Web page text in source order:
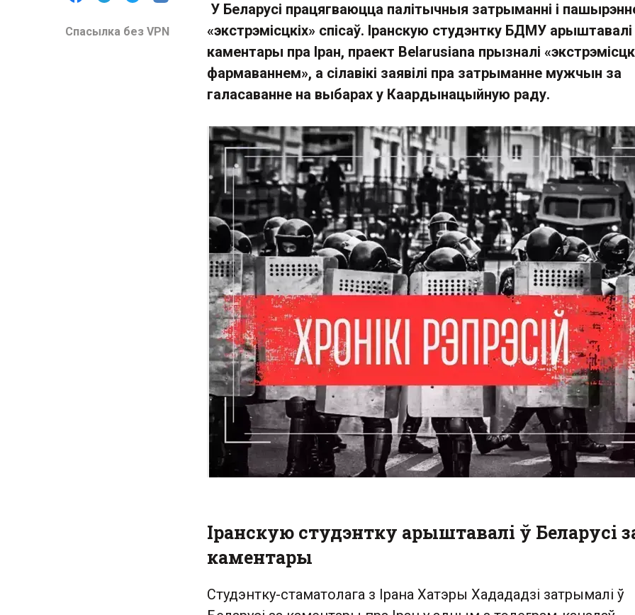
Спасылка без VPN
У Беларусі працягваюцца палітычныя затрыманні і
«экстрэмісцкіх» спісаў. Іранскую студэнтку БДМУ арыштавалі
каментары пра Іран, праект Belarusiana прызналі
фармаваннем», а сілавікі заявілі пра затрыманне мужчын за
галасаванне на выбарах у Каардынацыйную раду.
Іранскую студэнтку арыштавалі ў Беларусі
каментары
Студэнтку-стаматолага з Ірана Хатэры Хадададзі затрымалі ў